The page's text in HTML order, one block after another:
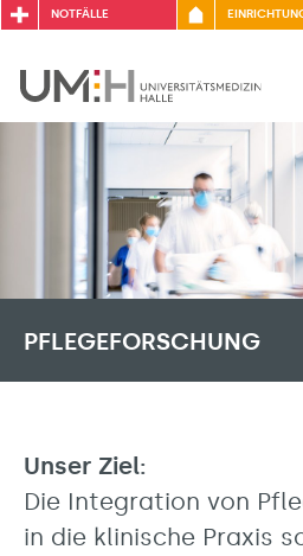
NOTFÄLLE
PFLEGEFORSCHUNG
Unser Ziel:
Die Integration von
in die klinische Praxis